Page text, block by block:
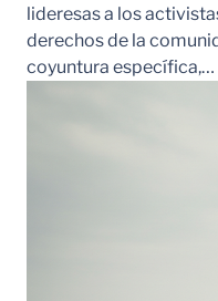
lideresas a los
derechos de la
coyuntura específica,…